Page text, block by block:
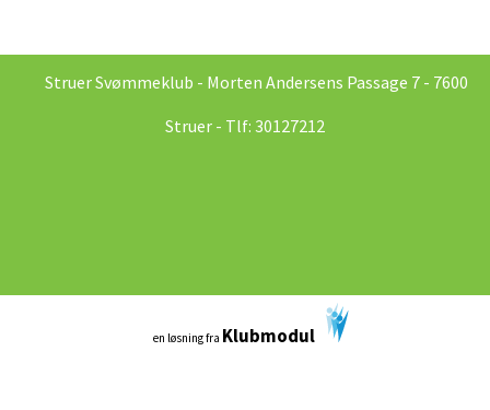
Struer Svømmeklub - Morten Andersens Passage 7 - 7600
Struer - Tlf: 30127212
en løsning fra Klubmodul